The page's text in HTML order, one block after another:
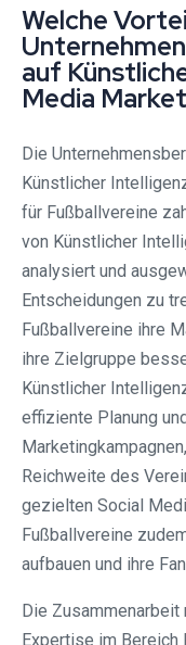
Welche
auf
Media
Die
Künstlicher
für Fußballvereine
von Künstlicher
analysiert und
Entscheidungen zu
Fußballvereine ihre
ihre Zielgruppe
Künstlicher
effiziente Planung
Reichweite des
gezielten Social
Fußballvereine
aufbauen und ihre
Die
Expertise im Bereich